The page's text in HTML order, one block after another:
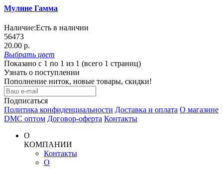
Мулине Гамма
Наличие:Есть в наличии
56473
20.00 р.
Выбрать цвет
Показано с 1 по 1 из 1 (всего 1 страниц)
Узнать о поступлении
Пополнение ниток, новые товары, скидки!
Подписаться
Политика конфиденциальности Доставка и оплата О магазине
DMC оптом Договор-оферта Контакты
О
КОМПАНИИ
Контакты
О